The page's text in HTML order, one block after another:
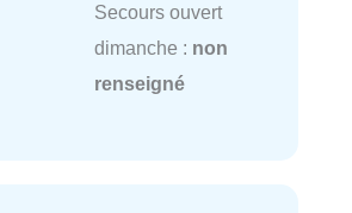
Secours ouvert
dimanche : non
renseigné